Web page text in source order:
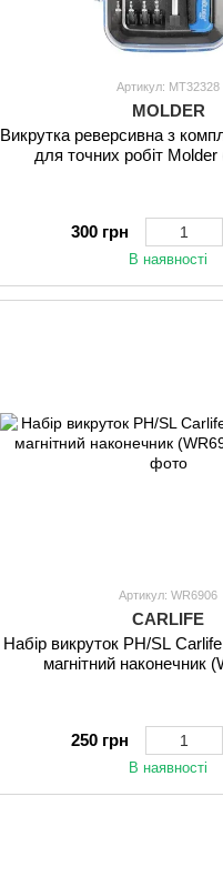
Артикул: MT32328
MOLDER
Викрутка реверсивна з
для точних робіт
300 грн
В наявності
Артикул: WR6906
CARLIFE
Набір викруток PH/SL
магнітний наконечник
250 грн
В наявності